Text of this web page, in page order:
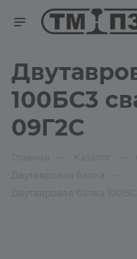
100БС3
09Г2С